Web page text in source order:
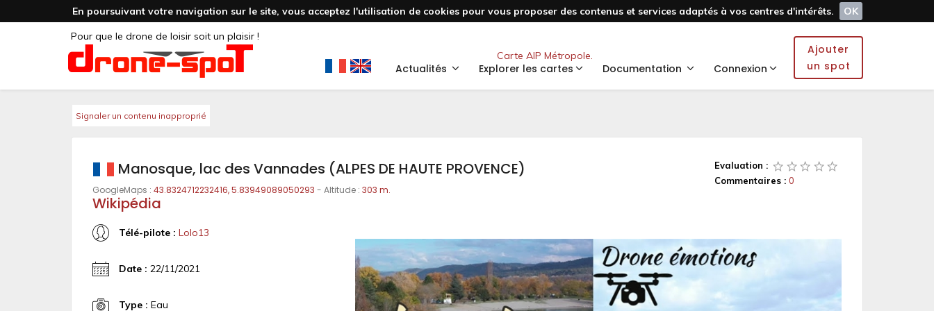
En poursuivant votre navigation sur le site, vous acceptez l'utilisation de cookies pour vous proposer des contenus et services adaptés à vos centres d'intérêts.
OK
Pour que le drone de loisir soit un plaisir !
Carte AIP Métropole.
Actualités Explorer les cartes Documentation Connexion
Ajouter
un spot
Signaler un contenu inapproprié
Evaluation :
Commentaires : 0
Manosque, lac des Vannades (ALPES DE HAUTE PROVENCE)
GoogleMaps : 43.8324712232416, 5.83949089050293 - Altitude : 303 m.
Wikipédia
Télé-pilote : Lolo13
Date : 22/11/2021
Type : Eau